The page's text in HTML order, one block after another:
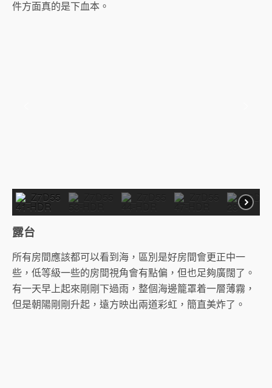
件方面真的是下血本。
露台
所有房間應該都可以看到海，區別是好房間會更正中一
些，低等級一些的房間視角會有點偏，但也足夠廣闊了。
有一天早上起來剛剛下過雨，整個海邊籠罩着一層薄霧，
但是朝陽剛剛升起，遠方映出兩道彩虹，簡直美炸了。